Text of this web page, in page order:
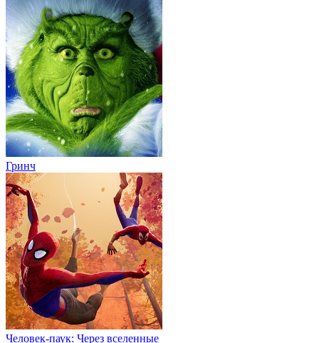
Гринч
Человек-паук: Через вселенные